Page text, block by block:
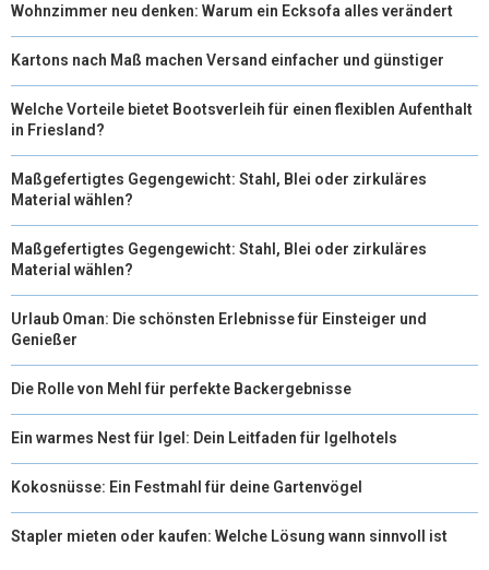
Wohnzimmer neu denken: Warum ein Ecksofa alles verändert
Kartons nach Maß machen Versand einfacher und günstiger
Welche Vorteile bietet Bootsverleih für einen flexiblen Aufenthalt
in Friesland?
Maßgefertigtes Gegengewicht: Stahl, Blei oder zirkuläres
Material wählen?
Maßgefertigtes Gegengewicht: Stahl, Blei oder zirkuläres
Material wählen?
Urlaub Oman: Die schönsten Erlebnisse für Einsteiger und
Genießer
Die Rolle von Mehl für perfekte Backergebnisse
Ein warmes Nest für Igel: Dein Leitfaden für Igelhotels
Kokosnüsse: Ein Festmahl für deine Gartenvögel
Stapler mieten oder kaufen: Welche Lösung wann sinnvoll ist